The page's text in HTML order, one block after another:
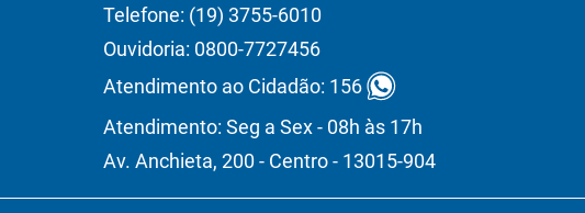
Telefone: (19) 3755-6010
Ouvidoria: 0800-7727456
Atendimento ao Cidadão: 156
Atendimento: Seg a Sex - 08h às 17h
Av. Anchieta, 200 - Centro - 13015-904